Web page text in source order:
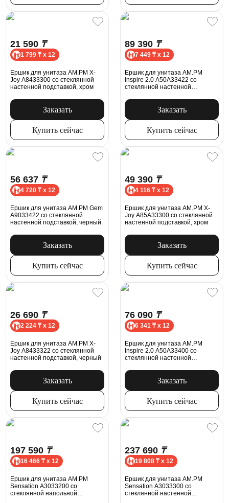
21 590 ₸
1 799 ₸ x 12
Ершик для унитаза AM.PM X-
Joy A8433300 со стеклянной
настенной подставкой, хром
Заказать
Купить сейчас
89 390 ₸
7 449 ₸ x 12
Ершик для унитаза AM.PM
Inspire 2.0 A50A33422 со
стеклянной настенной
Заказать
Купить сейчас
56 637 ₸
4 720 ₸ x 12
Ершик для унитаза AM.PM Gem
A9033422 со стеклянной
настенной подставкой, черный
Заказать
Купить сейчас
49 390 ₸
4 116 ₸ x 12
Ершик для унитаза AM.PM X-
Joy A85A33300 со стеклянной
настенной подставкой, хром
Заказать
Купить сейчас
26 690 ₸
2 224 ₸ x 12
Ершик для унитаза AM.PM X-
Joy A8433322 со стеклянной
настенной подставкой, черный
Заказать
Купить сейчас
76 090 ₸
6 341 ₸ x 12
Ершик для унитаза AM.PM
Inspire 2.0 A50A33400 со
стеклянной настенной
Заказать
Купить сейчас
197 590 ₸
16 466 ₸ x 12
Ершик для унитаза AM.PM
Sensation A3033200 со
стеклянной напольной
237 690 ₸
19 808 ₸ x 12
Ершик для унитаза AM.PM
Sensation A3033300 со
стеклянной настенной